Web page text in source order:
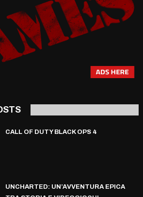
CALL OF DUTY BLACK OPS 4
UNCHARTED: UN’AVVENTURA EPICA